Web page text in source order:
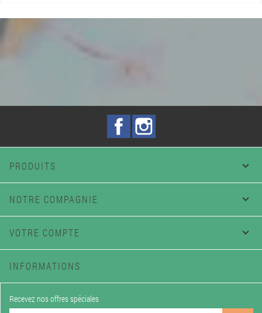
Facebook
PRODUITS 
NOTRE COMPAGNIE 
VOTRE COMPTE 
INFORMATIONS
Recevez nos offres spéciales